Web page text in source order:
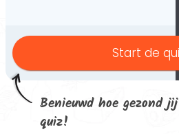
Benieuwd hoe gezond
quiz!
Start de